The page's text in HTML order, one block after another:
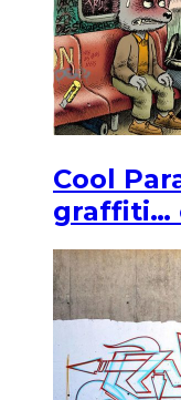
Cool
graffiti…